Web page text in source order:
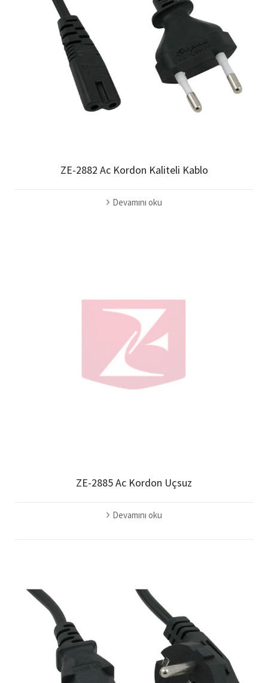
ZE-2882 Ac Kordon Kaliteli Kablo
Devamını oku
ZE-2885 Ac Kordon Uçsuz
Devamını oku